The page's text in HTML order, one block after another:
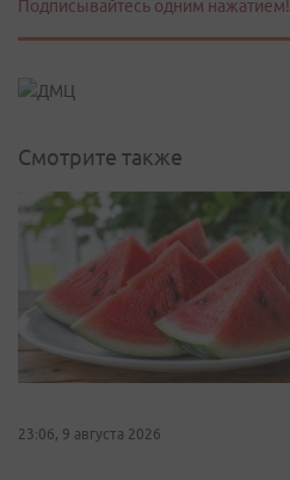
Подписывайтесь одним нажатием!
Смотрите также
23:06, 9 августа 2026